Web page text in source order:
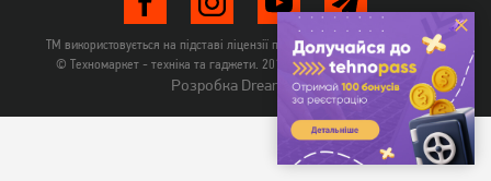
ТМ використовується на підставі ліцензії правовласника TehnomarketLTD
© Техномаркет - техніка та гаджети. 2012-2026. Всі права захищені.
Розробка Dream-Line